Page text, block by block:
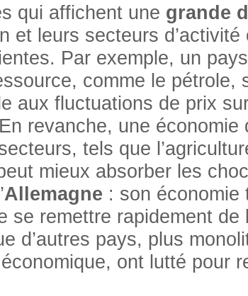
qui affichent une grande
et leurs secteurs
Par exemple, un
comme le pétrole,
aux fluctuations de prix
revanche, une économie
tels que
mieux absorber les
Allemagne : son économie
se remettre rapidement de
d’autres pays, plus
ont lutté pour